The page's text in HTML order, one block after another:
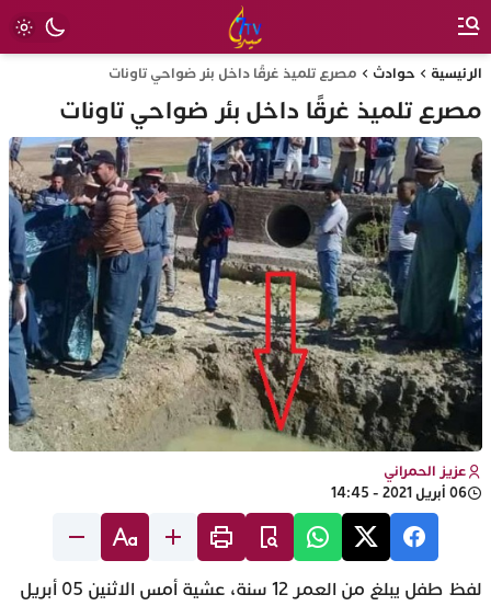
الرئيسية حوادث مصرع تلميذ غرقًا داخل بئر ضواحي تاونات
مصرع تلميذ غرقًا داخل بئر ضواحي تاونات
عزيز الحمراني
06 أبريل 2021 - 14:45
لفظ طفل يبلغ من العمر 12 سنة، عشية أمس الاثنين 05 أبريل